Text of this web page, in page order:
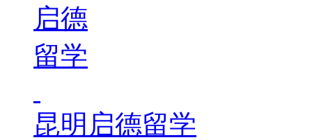
昆明启德留学